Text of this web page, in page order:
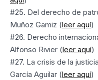
#25. Del derecho de
Muñoz Gamiz (leer aquí)
#26. Derecho
Alfonso Rivier (leer aquí)
#27. La crisis de la
García Aguilar (leer aquí)